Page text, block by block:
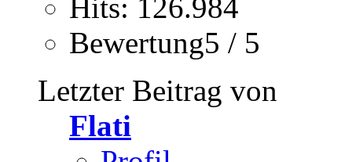
Hits: 126.984
Bewertung5 / 5
Letzter Beitrag von
Flati